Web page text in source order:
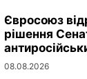
Євросоюз
рішення
08.08.2026